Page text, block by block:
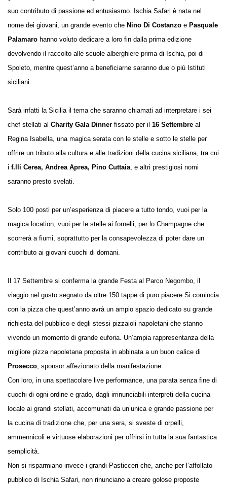
suo contributo di passione ed entusiasmo. Ischia Safari è nata nel
nome dei giovani, un grande evento che Nino Di Costanzo e Pasquale
Palamaro hanno voluto dedicare a loro fin dalla prima edizione
devolvendo il raccolto alle scuole alberghiere prima di Ischia, poi di
Spoleto, mentre quest’anno a beneficiarne saranno due o più Istituti
siciliani.
Sarà infatti la Sicilia il tema che saranno chiamati ad interpretare i sei
chef stellati al Charity Gala Dinner fissato per il 16 Settembre al
Regina Isabella, una magica serata con le stelle e sotto le stelle per
offrire un tributo alla cultura e alle tradizioni della cucina siciliana, tra cui
i f.lli Cerea, Andrea Aprea, Pino Cuttaia, e altri prestigiosi nomi
saranno presto svelati.
Solo 100 posti per un’esperienza di piacere a tutto tondo, vuoi per la
magica location, vuoi per le stelle ai fornelli, per lo Champagne che
scorrerà a fiumi, soprattutto per la consapevolezza di poter dare un
contributo ai giovani cuochi di domani.
Il 17 Settembre si conferma la grande Festa al Parco Negombo, il
viaggio nel gusto segnato da oltre 150 tappe di puro piacere.Si comincia
con la pizza che quest’anno avrà un ampio spazio dedicato su grande
richiesta del pubblico e degli stessi pizzaioli napoletani che stanno
vivendo un momento di grande euforia. Un’ampia rappresentanza della
migliore pizza napoletana proposta in abbinata a un buon calice di
Prosecco, sponsor affezionato della manifestazione
Con loro, in una spettacolare live performance, una parata senza fine di
cuochi di ogni ordine e grado, dagli irrinunciabili interpreti della cucina
locale ai grandi stellati, accomunati da un’unica e grande passione per
la cucina di tradizione che, per una sera, si sveste di orpelli,
ammennicoli e virtuose elaborazioni per offrirsi in tutta la sua fantastica
semplicità.
Non si risparmiano invece i grandi Pasticceri che, anche per l’affollato
pubblico di Ischia Safari, non rinunciano a creare golose proposte